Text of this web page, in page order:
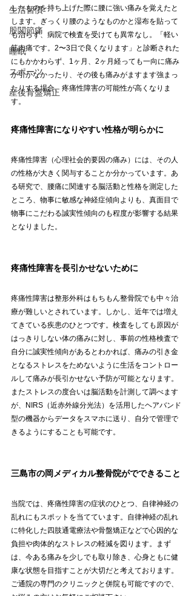
生活習慣
股関節痛
睡眠
スポーツ
産後骨盤矯正
したものを持ち上げた際に腰に強い痛みを覚えたと
します。ぎっくり腰のようなものかと湿布を貼って
も治らず、病院で検査を受けても異常なし。「軽い
筋肉痛です。2〜3日で良くなります」と診断された
にもかかわらず、1ヶ月、2ヶ月経っても一向に痛み
が引かなかったり、その後も痛みがますます強まっ
たりする場合、疼痛性障害の可能性が高くなりま
す。
疼痛性障害になりやすい性格が明らかに
疼痛性障害（心理社会的要因の痛み）には、その人
の性格が大きく関与することか分かっています。あ
る研究で、腰痛に関連する脳活動と性格を測定した
ところ、物事に敏感な神経症傾向よりも、真面目で
物事にこだわる誠実性傾向のも程度が影響する結果
となりました。
疼痛性障害を長引かせないために
疼痛性障害は整形外科はもちもん整骨院でも中々治
療が難しいとされています。しかし、近年では増え
てきている疾患のひとつです。検査をしても原因が
はっきりしない体の痛みに対し、事前の性格検査で
自分に誠実性傾向があるとわかれば、痛みの引き金
となるストレスをためないように生活をコントロー
ルして痛みが長引かせない予防が可能となります。
またストレスの度合いは脳活動を計測して調べます
が、NIRS（近赤外線分光法）を活用したヘアバンド
型の機器からデータをスマホに送り、自分で管理で
きるようにすることも可能です。
三島市の岡メディカル整骨院がでできること
当院では、疼痛性障害の症状のひとつ、自律神経の
乱れにもスポットを当てています。自律神経の乱れ
に特化した四肢通電療法や骨盤矯正などで心因的な
負担や肉体的なストレスの軽減を図ります。まず
は、今ある痛みを少しでも取り除き、心身ともに健
康な状態を目指すことが大切だと考えております。
ご通院の専門のクリニックと併院も可能ですので、